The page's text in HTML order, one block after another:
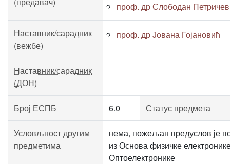
проф. др Слободан
Наставник/сарадник
(вежбе)
проф. др Јована Гојановић
Наставник/сарадник
(ДОН)
Број ЕСПБ 6.0 Статус предмета
Условљност другим
предметима
нема, пожељан предуслов је
из Основа физичке
Оптоелектронике